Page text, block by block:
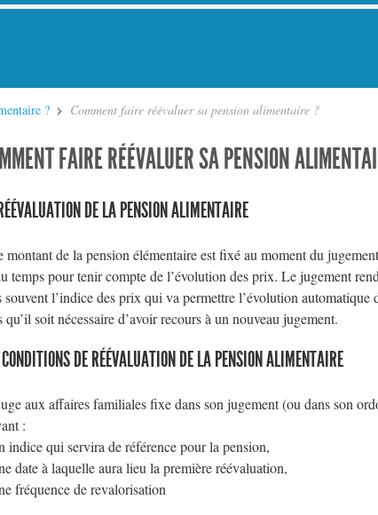
? Comment faire réévaluer sa pension alimentaire ?
FAIRE RÉÉVALUER SA PENSION
DE LA PENSION ALIMENTAIRE
montant de la pension élémentaire est fixé au moment du
temps pour tenir compte de l’évolution des prix. Le jugement
souvent l’indice des prix qui va permettre l’évolution automatique
qu’il soit nécessaire d’avoir recours à un nouveau jugement.
CONDITIONS DE RÉÉVALUATION DE LA PENSION ALIMENTAIRE
aux affaires familiales fixe dans son jugement (ou dans son
:
indice qui servira de référence pour la pension,
date à laquelle aura lieu la première réévaluation,
fréquence de revalorisation